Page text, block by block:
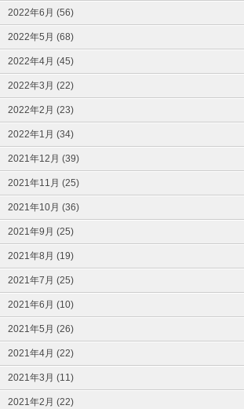
2022年6月 (56)
2022年5月 (68)
2022年4月 (45)
2022年3月 (22)
2022年2月 (23)
2022年1月 (34)
2021年12月 (39)
2021年11月 (25)
2021年10月 (36)
2021年9月 (25)
2021年8月 (19)
2021年7月 (25)
2021年6月 (10)
2021年5月 (26)
2021年4月 (22)
2021年3月 (11)
2021年2月 (22)